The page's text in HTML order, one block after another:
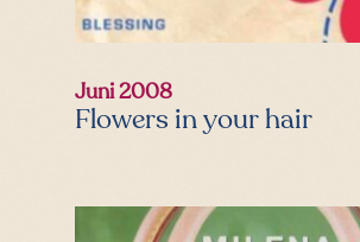
Flowers in your hair
Juni 2008